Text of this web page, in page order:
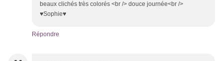
beaux clichés très colorés <br /> douce journée<br />
♥Sophie♥
Répondre